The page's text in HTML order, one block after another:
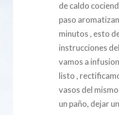
de caldo
paso
minutos , esto
instrucciones
vamos a
listo ,
vasos del
un paño, dejar